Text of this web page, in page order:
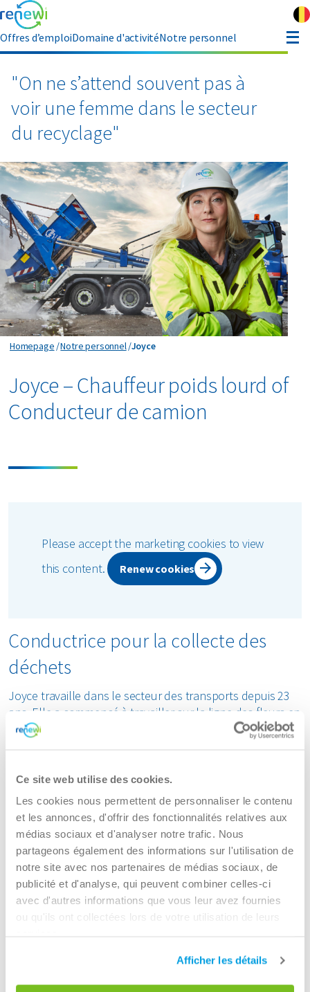
Ce site web utilise des cookies.
Les cookies nous permettent de personnaliser le contenu
et les annonces, d'offrir des fonctionnalités relatives aux
médias sociaux et d'analyser notre trafic. Nous
partageons également des informations sur l'utilisation de
notre site avec nos partenaires de médias sociaux, de
publicité et d'analyse, qui peuvent combiner celles-ci
avec d'autres informations que vous leur avez fournies
ou qu'ils ont collectées lors de votre utilisation de leurs
Afficher les détails
Offres d’emploiDomaine d'activitéNotre personnel
propos de Renewi
"On ne s’attend souvent pas à
voir une femme dans le secteur
du recyclage"
Homepage Notre personnelJoyce
Joyce
Joyce –Chauffeur poids lourd of
Conducteur de camion
Please accept the marketing cookies to view
this content.
Renew cookies
Conductrice pour la collecte des
déchets
Joyce travaille dans le secteur des transports depuis 23
ans. Elle a commencé à travailler sur la ligne des fleurs en
Allemagne de l'Est et de l'Ouest, puis a roulé pour le
ne s'y sentait plus en sécurité en tant que femme seule.
C'est en travaillant qu'elle a rencontré le père de ses
enfants. Après la naissance de ses enfants, elle a
temporairement cessé de travailler.
Combiner travail et famille ? C'est
possible chez Renewi
Par l'intermédiaire d'une agence d’intérim, elle s'est
réfléchi à la façon de combiner travail et famille. Cela lui a